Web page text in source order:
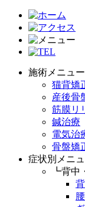
施術メニュー
猫背矯
産後骨
筋膜リ
鍼治療
電気治
骨盤矯
症状別メニ
┗背中